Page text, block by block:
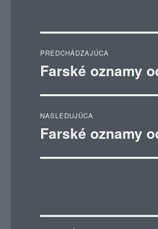
v
PREDCHÁDZAJÚCA
Predchádzajúci
Farské oznamy
NASLEDUJÚCA
Ďalší
Farské oznamy